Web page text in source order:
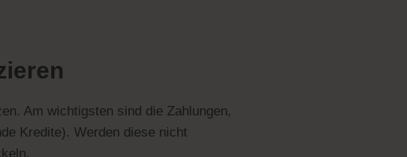
Am wichtigsten sind die Zahlungen,
Kredite). Werden diese nicht